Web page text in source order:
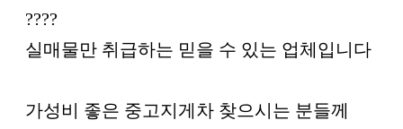
????
실매물만 취급하는 믿을 수 있는 업체입니다
가성비 좋은 중고지게차 찾으시는 분들께